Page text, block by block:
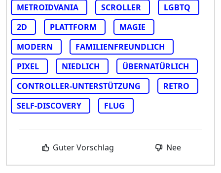
METROIDVANIA SCROLLER
LGBTQ
2D
PLATTFORM
MAGIE
MODERN
FAMILIENFREUNDLICH
PIXEL
NIEDLICH
ÜBERNATÜRLICH
CONTROLLER-UNTERSTÜTZUNG
RETRO
SELF-DISCOVERY
FLUG
Guter Vorschlag Nee